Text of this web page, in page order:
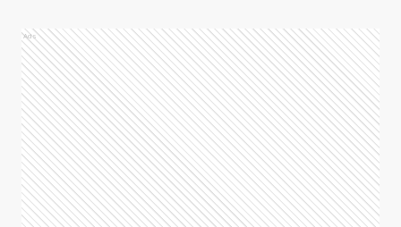
Ads